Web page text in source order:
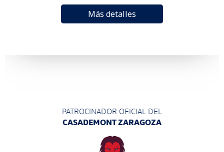
Más detalles
PATROCINADOR OFICIAL DEL
CASADEMONT ZARAGOZA